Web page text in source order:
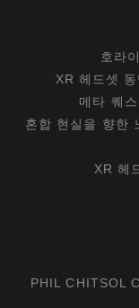
호라
XR 헤드셋
메타 퀘
혼합 현실을 향한
XR 헤
PHIL CHITSOL